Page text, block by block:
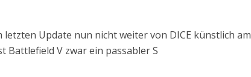
letzten Update nun nicht weiter von DICE künstlich am
Battlefield V zwar ein passabler S